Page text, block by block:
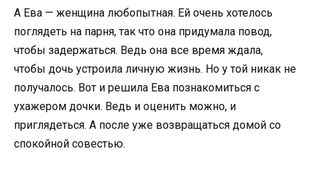
А Ева — женщина любопытная. Ей очень хотелось
поглядеть на парня, так что она придумала повод,
чтобы задержаться. Ведь она все время ждала,
чтобы дочь устроила личную жизнь. Но у той никак не
получалось. Вот и решила Ева познакомиться с
ухажером дочки. Ведь и оценить можно, и
приглядеться. А после уже возвращаться домой со
спокойной совестью.